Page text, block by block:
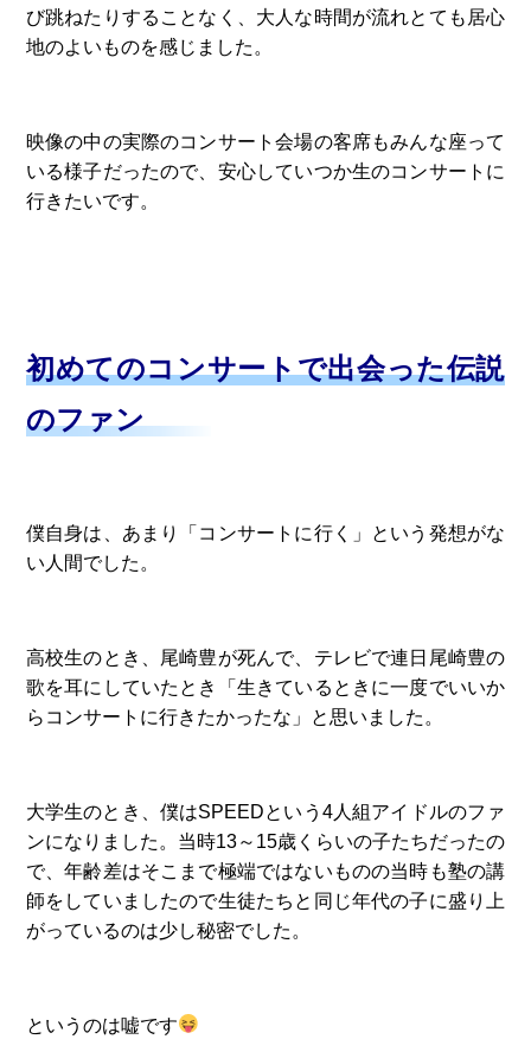
び跳ねたりすることなく、大人な時間が流れとても居心
地のよいものを感じました。
映像の中の実際のコンサート会場の客席もみんな座って
いる様子だったので、安心していつか生のコンサートに
行きたいです。
初めてのコンサートで出会った伝説
のファン
僕自身は、あまり「コンサートに行く」という発想がな
い人間でした。
高校生のとき、尾崎豊が死んで、テレビで連日尾崎豊の
歌を耳にしていたとき「生きているときに一度でいいか
らコンサートに行きたかったな」と思いました。
大学生のとき、僕はSPEEDという4人組アイドルのファ
ンになりました。当時13～15歳くらいの子たちだったの
で、年齢差はそこまで極端ではないものの当時も塾の講
師をしていましたので生徒たちと同じ年代の子に盛り上
がっているのは少し秘密でした。
というのは嘘です